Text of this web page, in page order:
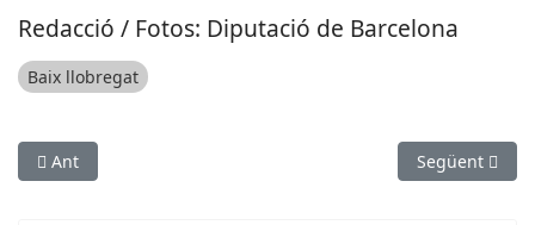
Redacció / Fotos: Diputació de Barcelona
Baix llobregat
Article anterior: ‘Banderes Negres’ per lluitar contra els
Ant Article
Següent